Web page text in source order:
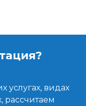
услугах, видах
рассчитаем